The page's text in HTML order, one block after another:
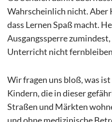
Wahrscheinlich nicht. Aber
dass Lernen Spaß macht.
Ausgangssperre
Unterricht nicht
Wir fragen uns bloß, was
Kindern, die in dieser
Straßen und Märkten